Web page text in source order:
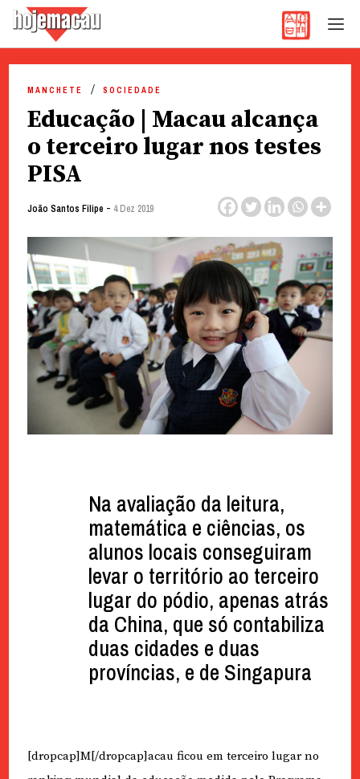
content
MANCHETE SOCIEDADE
Educação | Macau alcança
o terceiro lugar nos testes
PISA
João Santos Filipe - 4 Dez 2019
Na avaliação da leitura,
matemática e ciências, os
alunos locais conseguiram
levar o território ao terceiro
lugar do pódio, apenas atrás
da China, que só contabiliza
duas cidades e duas
províncias, e de Singapura
[dropcap]M[/dropcap]acau ficou em terceiro lugar no